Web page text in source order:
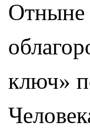
Отныне
ключ»